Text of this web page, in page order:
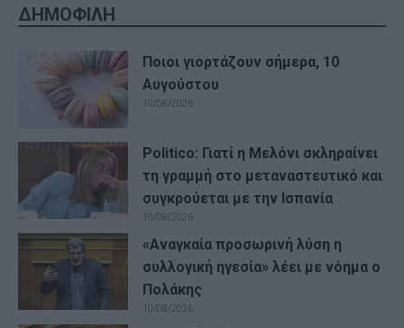
ΔΗΜΟΦΙΛΗ
Ποιοι γιορτάζουν σήμερα, 10
Αυγούστου
10/08/2026
Politico: Γιατί η Μελόνι σκληραίνει
τη γραμμή στο μεταναστευτικό και
συγκρούεται με την Ισπανία
10/08/2026
«Αναγκαία προσωρινή λύση η
συλλογική ηγεσία» λέει με νόημα ο
Πολάκης
10/08/2026